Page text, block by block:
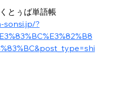
とぅば単語帳
sonsi.jp/?